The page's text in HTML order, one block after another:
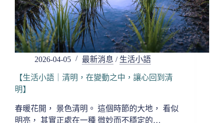
合
的
時
候
發
2026-04-05 最新消息 / 生活小語
【生活小語｜清明，在變動之中，讓心回到清
明】
春暖花開， 景色清明。 這個時節的大地， 看似
明亮， 其實正處在一種 微妙而不穩定的…